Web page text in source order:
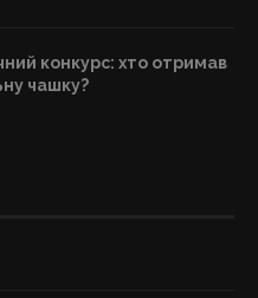
конкурс: хто отримав
чашку?